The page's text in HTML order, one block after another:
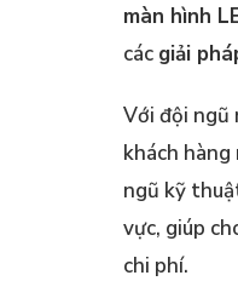
màn hình
các giải
Với đội ngũ
khách
ngũ kỹ
vực, giúp
chi phí.